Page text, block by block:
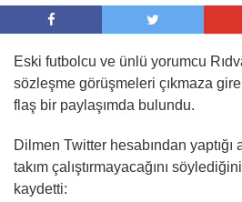
Eski futbolcu ve ünlü yorumcu
sözleşme görüşmeleri çıkmaza
flaş bir paylaşımda bulundu.
Dilmen Twitter hesabından yaptığı
takım çalıştırmayacağını
kaydetti: